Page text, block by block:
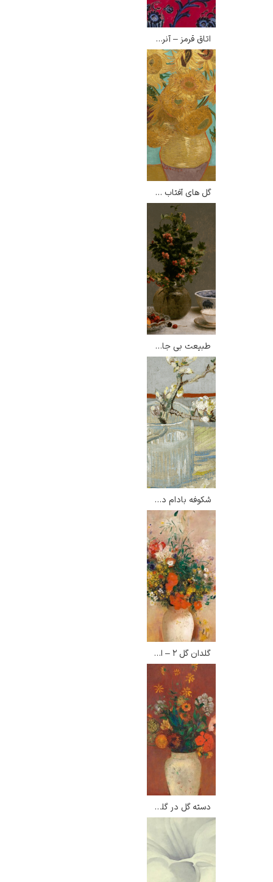
ادوارد هاپر
ادگار دگا
لودویگ دویچ
رامبرانت
پیر آگوست رنوآر
پل سزان
یوهانس فرمیر
پرفروش‌ترین
تابلوها
اتاق قرمز – آنری ماتیس
گل های آفتاب گردان – ونسان ون گوگ
طبیعت بی جان با گلدان زالزالک – هنری فانتین لاتور
شکوفه بادام در لیوان – ونسان ون گوگ
گلدان گل ۲ – اودیلون ردون
دسته گل در گلدان چینی – اودیلون ردون